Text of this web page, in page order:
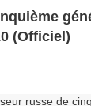
(Officiel)